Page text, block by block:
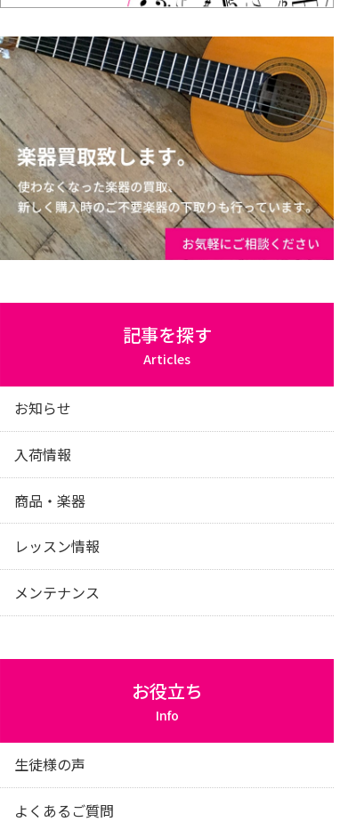
記事を探す
Articles
お知らせ
入荷情報
商品・楽器
レッスン情報
メンテナンス
お役立ち
Info
生徒様の声
よくあるご質問